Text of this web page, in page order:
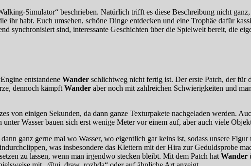
Simulator“ beschrieben. Natürlich trifft es diese Beschreibung nicht
habt. Euch umsehen, schöne Dinge entdecken und eine Trophäe dafür
synchronisiert sind, interessante Geschichten über die Spielwelt bereit, die
entstandene Wander schlichtweg nicht fertig ist. Der erste Patch, der für
dennoch kämpft Wander aber noch mit zahlreichen Schwierigkeiten und
von einigen Sekunden, da dann ganze Texturpakete nachgeladen werden.
Wasser bauen sich erst wenige Meter vor einem auf, aber auch viele
ganz gerne mal wo Wasser, wo eigentlich gar keins ist, sodass unsere
was insbesondere das Klettern mit der Hira zur Geduldsprobe
zu lassen, wenn man irgendwo stecken bleibt. Mit dem Patch hat Wander